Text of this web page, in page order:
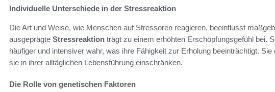
Individuelle Unterschiede in der Stressreaktion
Die Art und Weise, wie Menschen auf Stressoren reagieren, beeinflusst
ausgeprägte Stressreaktion trägt zu einem erhöhten Erschöpfungsgefühl bei.
häufiger und intensiver wahr, was ihre Fähigkeit zur Erholung beeinträchtigt.
sie in ihrer alltäglichen Lebensführung einschränken.
Die Rolle von genetischen Faktoren